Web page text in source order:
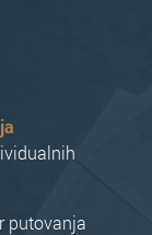
putovanja